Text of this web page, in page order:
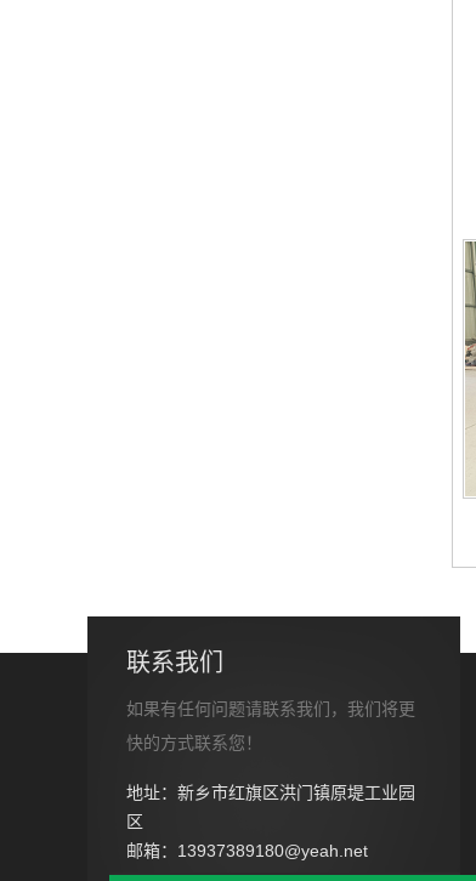
联系我们
如果有任何问题请联系我们，我们将更
快的方式联系您！
地址：新乡市红旗区洪门镇原堤工业园
区
邮箱：13937389180@yeah.net